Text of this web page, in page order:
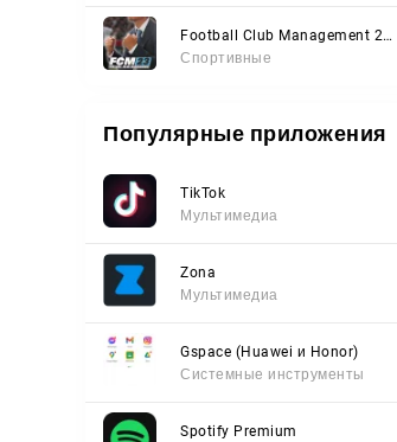
Football Club Management 2023
Спортивные
Популярные приложения
TikTok
Мультимедиа
Zona
Мультимедиа
Gspace (Huawei и Honor)
Системные инструменты
Spotify Premium